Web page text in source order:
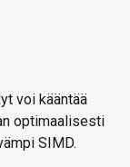
voi kääntää
optimaalisesti
SIMD.